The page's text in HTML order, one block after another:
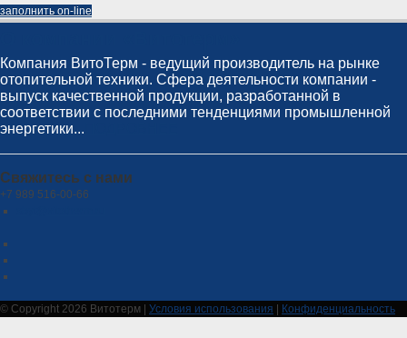
заполнить on-line
Компания ВитоТерм - ведущий производитель на рынке
отопительной техники. Сфера деятельности компании -
выпуск качественной продукции, разработанной в
соответствии с последними тенденциями промышленной
энергетики...
Свяжитесь с нами
+7 989 516-00-66
© Copyright 2026 Витотерм Условия использования Конфиденциальность